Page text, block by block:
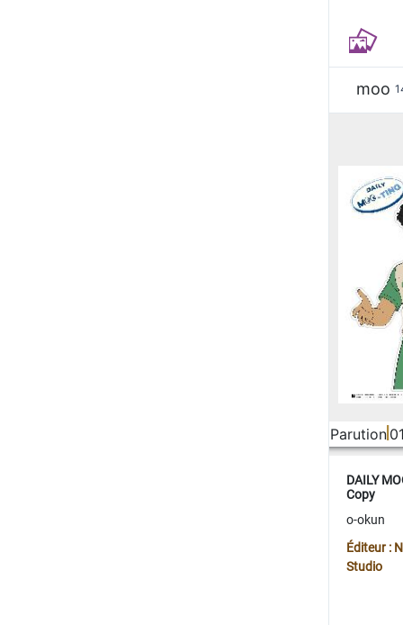
moo
Parution
DAILY
Copy
o-okun
Éditeur :
Studio